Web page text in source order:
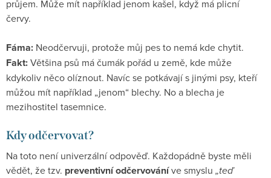
průjem. Může mít například jenom kašel, když má plicní
červy.
Fáma: Neodčervuji, protože můj pes to nemá kde chytit.
Fakt:Většina psů má čumák pořád u země, kde může
kdykoliv něco olíznout. Navíc se potkávají s jinými psy, kteří
můžou mít například „jenom“ blechy. No a blecha je
mezihostitel tasemnice.
Kdy odčervovat?
Na toto není univerzální odpověď. Každopádně byste měli
vědět, že tzv. preventivníodčervováníve smyslu „teď